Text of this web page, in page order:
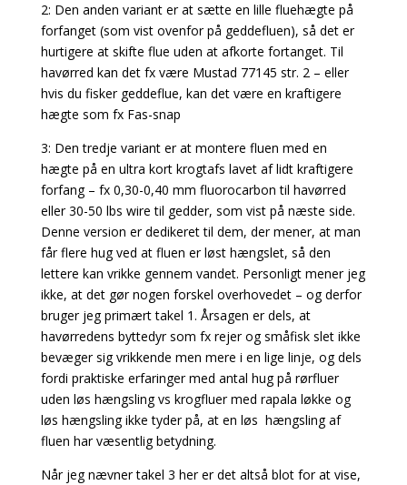
2: Den anden variant er at sætte en lille fluehægte på
forfanget (som vist ovenfor på geddefluen), så det er
hurtigere at skifte flue uden at afkorte fortanget. Til
havørred kan det fx være Mustad 77145 str. 2 – eller
hvis du fisker geddeflue, kan det være en kraftigere
hægte som fx Fas-snap
3: Den tredje variant er at montere fluen med en
hægte på en ultra kort krogtafs lavet af lidt kraftigere
forfang – fx 0,30-0,40 mm fluorocarbon til havørred
eller 30-50 lbs wire til gedder, som vist på næste side.
Denne version er dedikeret til dem, der mener, at man
får flere hug ved at fluen er løst hængslet, så den
lettere kan vrikke gennem vandet. Personligt mener jeg
ikke, at det gør nogen forskel overhovedet – og derfor
bruger jeg primært takel 1. Årsagen er dels, at
havørredens byttedyr som fx rejer og småfisk slet ikke
bevæger sig vrikkende men mere i en lige linje, og dels
fordi praktiske erfaringer med antal hug på rørfluer
uden løs hængsling vs krogfluer med rapala løkke og
løs hængsling ikke tyder på, at en løs hængsling af
fluen har væsentlig betydning.
Når jeg nævner takel 3 her er det altså blot for at vise,